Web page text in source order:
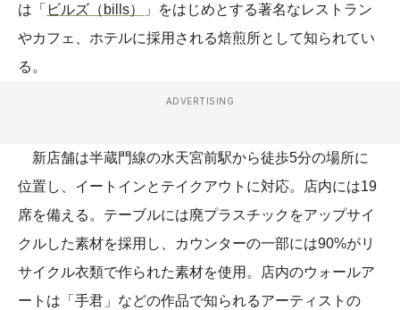
は「 ビルズ（bills）
」をはじめとする著名なレストラン
やカフェ、ホテルに採用される焙煎所として知られてい
る。
ADVERTISING
新店舗は半蔵門線の水天宮前駅から徒歩5分の場所に
位置し、イートインとテイクアウトに対応。店内には19
席を備える。テーブルには廃プラスチックをアップサイ
クルした素材を採用し、カウンターの一部には90%がリ
サイクル衣類で作られた素材を使用。店内のウォールア
ートは「手君」などの作品で知られるアーティストの